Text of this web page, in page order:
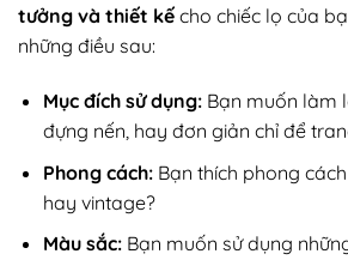
tưởng và thiết kế cho chiếc lọ của
những điều sau:
Mục đích sử dụng:Bạn muốn làm
đựng nến, hay đơn giản chỉ để
Phong cách:Bạn thích phong cách
hay vintage?
Màu sắc:Bạn muốn sử dụng